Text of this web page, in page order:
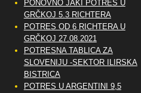
PONOVNO JAKI POTRES U
GRČKOJ 5.3 RICHTERA
POTRES OD 6 RICHTERA U
GRČKOJ 27.08.2021
POTRESNA TABLICA ZA
SLOVENIJU -SEKTOR ILIRSKA
BISTRICA
POTRES U ARGENTINI 9,5